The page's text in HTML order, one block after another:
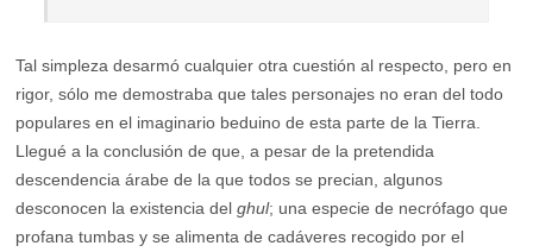
Tal simpleza desarmó cualquier otra cuestión al respecto, pero en
rigor, sólo me demostraba que tales personajes no eran del todo
populares en el imaginario beduino de esta parte de la Tierra.
Llegué a la conclusión de que, a pesar de la pretendida
descendencia árabe de la que todos se precian, algunos
desconocen la existencia delghul; una especie de necrófago que
profana tumbas y se alimenta de cadáveres recogido por el